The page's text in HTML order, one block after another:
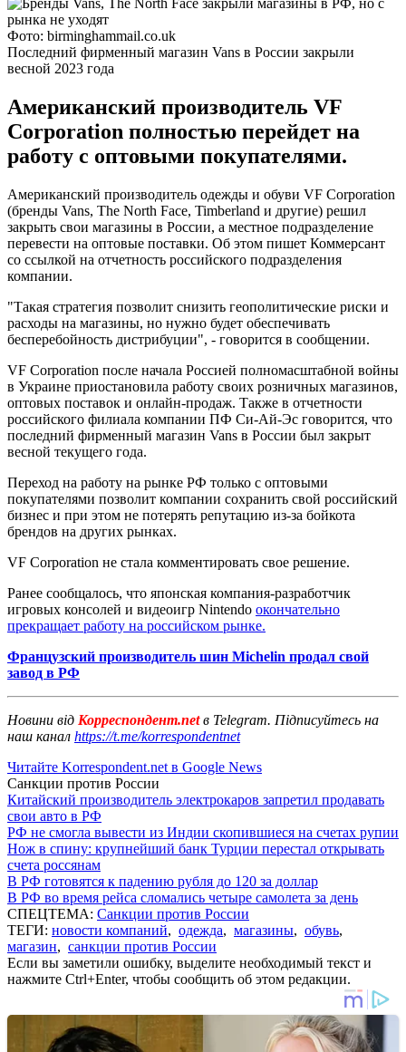
Фото: birminghammail.co.uk
Последний фирменный магазин Vans в России закрыли
весной 2023 года
Американский производитель VF
Corporation полностью перейдет на
работу с оптовыми покупателями.
Американский производитель одежды и обуви VF Corporation
(бренды Vans, The North Face, Timberland и другие) решил
закрыть свои магазины в России, а местное подразделение
перевести на оптовые поставки. Об этом пишет Коммерсант
со ссылкой на отчетность российского подразделения
компании.
"Такая стратегия позволит снизить геополитические риски и
расходы на магазины, но нужно будет обеспечивать
бесперебойность дистрибуции", - говорится в сообщении.
VF Corporation после начала Россией полномасштабной войны
в Украине приостановила работу своих розничных магазинов,
оптовых поставок и онлайн-продаж. Также в отчетности
российского филиала компании ПФ Си-Ай-Эс говорится, что
последний фирменный магазин Vans в России был закрыт
весной текущего года.
Переход на работу на рынке РФ только с оптовыми
покупателями позволит компании сохранить свой российский
бизнес и при этом не потерять репутацию из-за бойкота
брендов на других рынках.
VF Corporation не стала комментировать свое решение.
Ранее сообщалось, что японская компания-разработчик
игровых консолей и видеоигр Nintendo окончательно
прекращает работу на российском рынке.
Французский производитель шин Michelin продал свой
завод в РФ
Новини від Корреспондент.netв Telegram. Підписуйтесь на
наш канал https://t.me/korrespondentnet
Читайте Korrespondent.net в Google News
Санкции против России
Китайский производитель электрокаров запретил продавать
свои авто в РФ
РФ не смогла вывести из Индии скопившиеся на счетах рупии
Нож в спину: крупнейший банк Турции перестал открывать
счета россянам
В РФ готовятся к падению рубля до 120 за доллар
В РФ во время рейса сломались четыре самолета за день
СПЕЦТЕМА: Санкции против России
ТЕГИ: новости компаний, одежда, магазины, обувь,
магазин, санкции против России
Если вы заметили ошибку, выделите необходимый текст и
нажмите Ctrl+Enter, чтобы сообщить об этом редакции.